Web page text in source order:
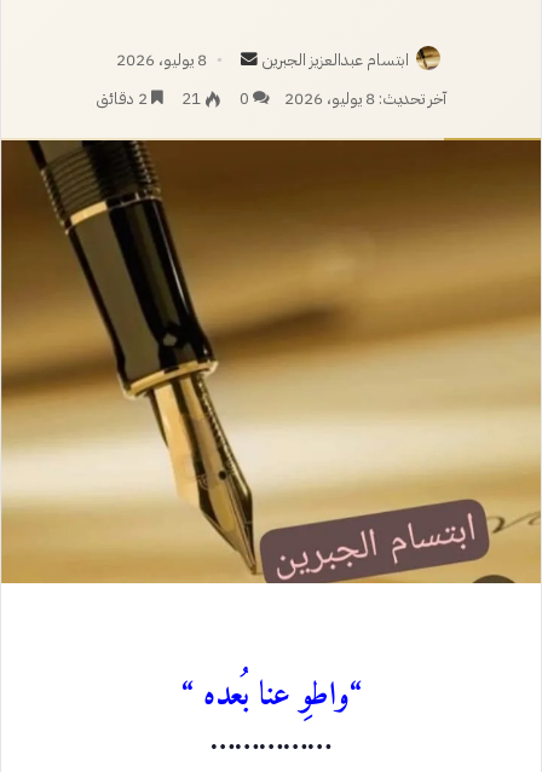
ابتسام عبدالعزيز الجبرين
أرسل 8 يوليو، 2026
آخر تحديث: 8 يوليو، 2026
0
21
“واطوِ عنا بُعده “
……………